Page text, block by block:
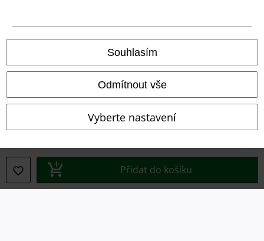
Souhlasím
Odmítnout vše
Vyberte nastavení
Přidat do košíku
Prohlášení
Likvidace odpadu a ochrana životního prostředí
Prohlášení o shodě
Informace o přístupnosti
Nastavení souborů cookie
Odstoupení od smlouvy